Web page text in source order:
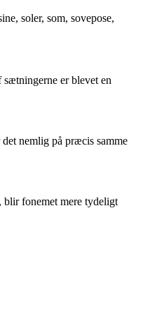
soler, som, sovepose,
er blevet en
nemlig på præcis samme
blir fonemet mere tydeligt